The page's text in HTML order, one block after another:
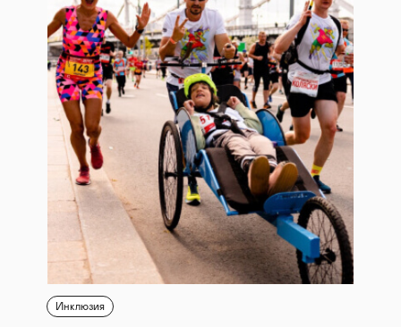
Инклюзия